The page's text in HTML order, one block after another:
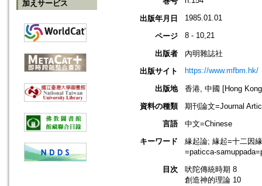
加えサービス
出版年月日 1985.01.01
ページ 8 - 10,21
出版者
內明雜誌社
出版サイト
https://www.mfbm.hk/
出版地
香港, 中國 [Hong
資料の種類
期刊論文=Journal
言語
中文=Chinese
キーワード
緣起論; 緣起=十二因
=paticca-
目次
吠陀傳統時期 8
創造神的理論 10